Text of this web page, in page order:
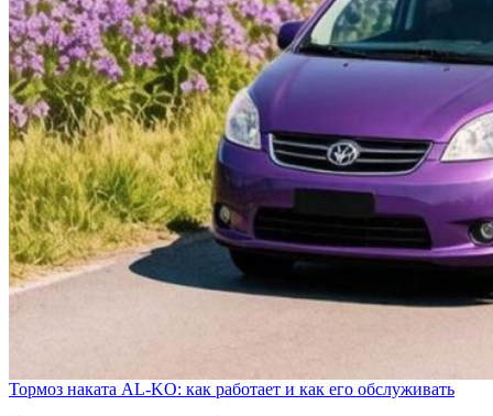
Тормоз наката AL-KO: как работает и как его обслуживать